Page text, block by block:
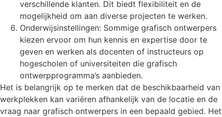
verschillende klanten. Dit biedt flexibiliteit en de
mogelijkheid om aan diverse projecten te werken.
Onderwijsinstellingen: Sommige grafisch ontwerpers
kiezen ervoor om hun kennis en expertise door te
geven en werken als docenten of instructeurs op
hogescholen of universiteiten die grafisch
ontwerpprogramma’s aanbieden.
Het is belangrijk op te merken dat de beschikbaarheid van
werkplekken kan variëren afhankelijk van de locatie en de
vraag naar grafisch ontwerpers in een bepaald gebied. Het